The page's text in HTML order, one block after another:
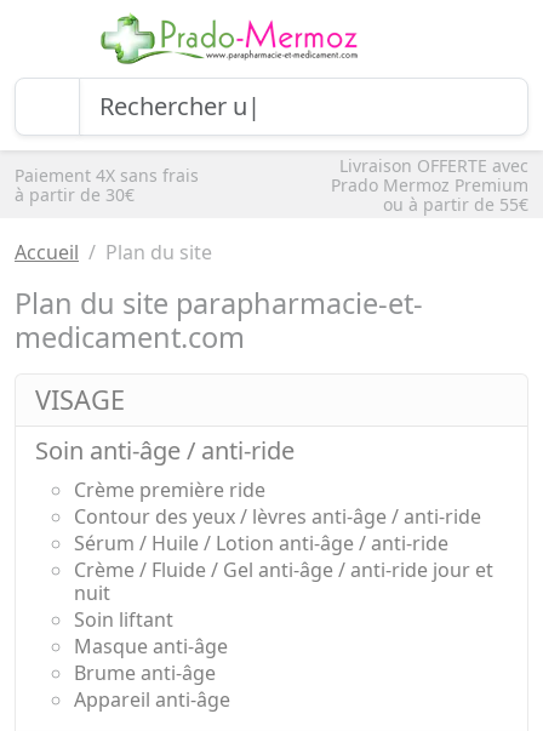
Paiement 4X sans frais
à partir de 30€
Livraison OFFERTE avec
Prado Mermoz Premium
ou à partir de 55€
Accueil Plan du site
Plan du site parapharmacie-et-
medicament.com
VISAGE
Soin anti-âge / anti-ride
Crème première ride
Contour des yeux / lèvres anti-âge / anti-ride
Sérum / Huile / Lotion anti-âge / anti-ride
Crème / Fluide / Gel anti-âge / anti-ride jour et
nuit
Soin liftant
Masque anti-âge
Brume anti-âge
Appareil anti-âge